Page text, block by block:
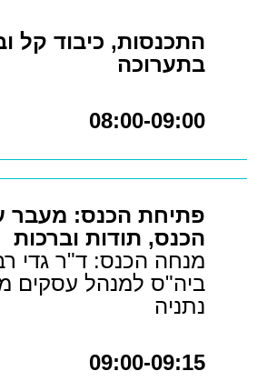
התכנסות, כיבוד קל
בתערוכה
08:00-09:00
פתיחת הכנס: מעבר
הכנס, תודות וברכות
מנחה הכנס: ד"ר גדי
ביה"ס למנהל עסקים
נתניה
09:00-09:15